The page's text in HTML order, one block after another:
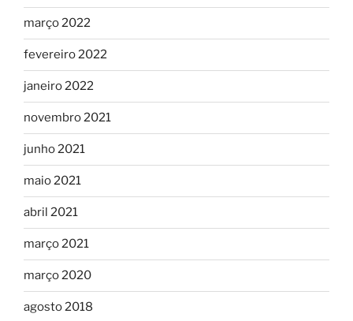
março 2022
fevereiro 2022
janeiro 2022
novembro 2021
junho 2021
maio 2021
abril 2021
março 2021
março 2020
agosto 2018